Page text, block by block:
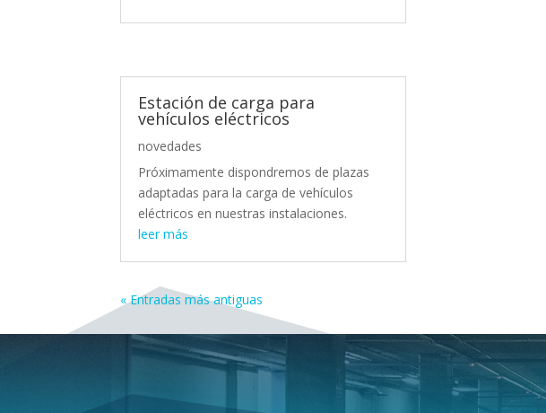
Estación de carga para
vehículos eléctricos
novedades
Próximamente dispondremos de plazas
adaptadas para la carga de vehículos
eléctricos en nuestras instalaciones.
leer más
« Entradas más antiguas